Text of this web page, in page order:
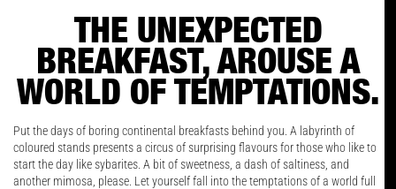
THE UNEXPECTED
BREAKFAST, AROUSE A
WORLD OF TEMPTATIONS.
Put the days of boring continental breakfasts behind you. A labyrinth of
coloured stands presents a circus of surprising flavours for those who like to
start the day like sybarites. A bit of sweetness, a dash of saltiness, and
another mimosa, please. Let yourself fall into the temptations of a world full